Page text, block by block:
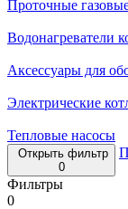
Проточные
Водонагреватели
Аксессуары для
Электрические
Тепловые насосы
Открыть фильтр
0
Фильтры
0